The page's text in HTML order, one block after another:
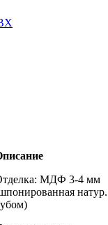
МДФ 3-4 мм
натур.